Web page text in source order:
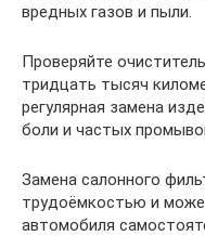
вредных газов и пыли.
Проверяйте
тридцать тысяч
регулярная замена
боли и частых
Замена салонного
трудоёмкостью и
автомобиля